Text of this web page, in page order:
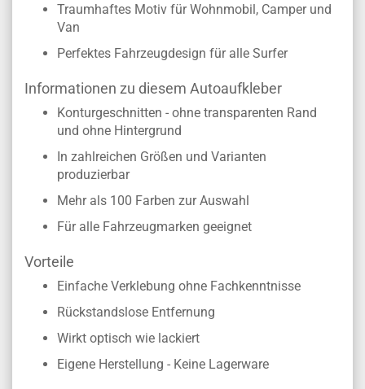
Traumhaftes Motiv für Wohnmobil, Camper und
Van
Perfektes Fahrzeugdesign für alle Surfer
Informationen zu diesem Autoaufkleber
Konturgeschnitten - ohne transparenten Rand
und ohne Hintergrund
In zahlreichen Größen und Varianten
produzierbar
Mehr als 100 Farben zur Auswahl
Für alle Fahrzeugmarken geeignet
Vorteile
Einfache Verklebung ohne Fachkenntnisse
Rückstandslose Entfernung
Wirkt optisch wie lackiert
Eigene Herstellung - Keine Lagerware